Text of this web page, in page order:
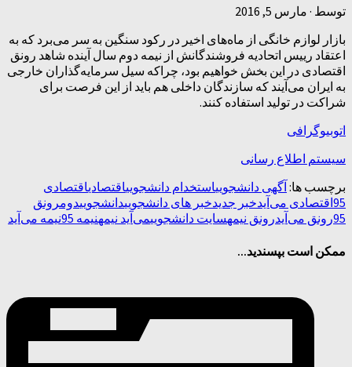
توسط · مارس 5, 2016
بازار لوازم خانگی از ماه‌های اخیر در رکود سنگین به سر می‌برد که به
اعتقاد رییس اتحادیه فروشندگانش از نیمه دوم سال آینده شاهد رونق
اقتصادی در این بخش خواهیم بود، چراکه سیل سرمایه‌گذاران خارجی
به ایران می‌آیند که سازندگان داخلی هم باید از این فرصت برای
شراکت در تولید استفاده کنند.
اتوبیوگرافی
سیستم اطلاع رسانی
برچسب ها: آگهی دانشجوییاستخدام دانشجوییاقتصادیاقتصادی
95اقتصادی می‌آیدخبر جدیدخبر های دانشجوییدانشجوییدومرونق
95رونق می‌آیدرونق نیمهسایت دانشجوییمی‌آید نیمهنیمه 95 نیمه می‌آید
ممکن است بپسندید...